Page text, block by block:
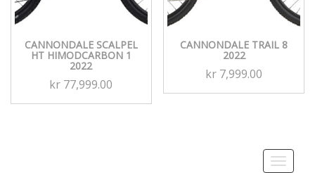
CANNONDALE SCALPEL
HT HIMODCARBON 1
2022
kr 77,999.00
CANNONDALE TRAIL 8
2022
kr 7,999.00
Toggle